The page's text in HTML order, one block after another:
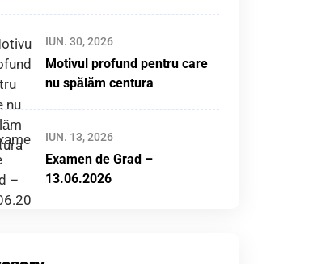
IUN. 30, 2026
Motivul profund pentru care
nu spălăm centura
IUN. 13, 2026
Examen de Grad –
13.06.2026